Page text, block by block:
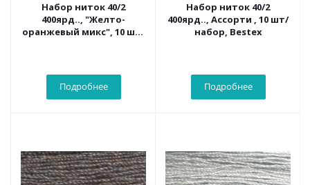
Набор ниток 40/2
400ярд.., "Желто-
оранжевый микс", 10 шт/
Подробнее
Набор ниток 40/2
400ярд.., Ассорти , 10 шт/
набор, Bestex
Подробнее